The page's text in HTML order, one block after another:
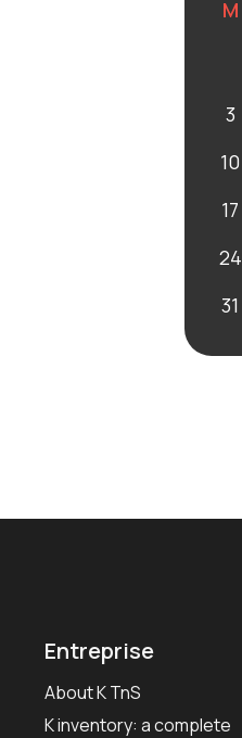
M
3
10
17
24
31
Entreprise
About K TnS
K inventory: a complete